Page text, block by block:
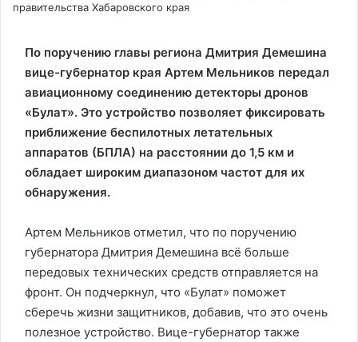
правительства Хабаровского края
По поручению главы региона Дмитрия Демешина
вице-губернатор края Артем Мельников передал
авиационному соединению детекторы дронов
«Булат». Это устройство позволяет фиксировать
приближение беспилотных летательных
аппаратов (БПЛА) на расстоянии до 1,5 км и
обладает широким диапазоном частот для их
обнаружения.
Артем Мельников отметил, что по поручению
губернатора Дмитрия Демешина всё больше
передовых технических средств отправляется на
фронт. Он подчеркнул, что «Булат» поможет
сберечь жизни защитников, добавив, что это очень
полезное устройство. Вице-губернатор также